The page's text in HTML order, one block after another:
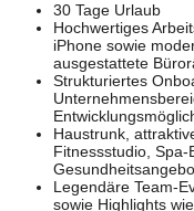
30 Tage Urlaub
Hochwertiges
iPhone sowie
ausgestattete
Strukturiertes
Haustrunk,
Fitnessstudio,
Legendäre Team-
sowie Highlights